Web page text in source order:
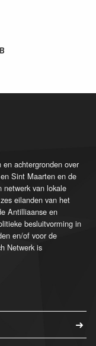
achtergronden over
Sint Maarten en de
netwerk van lokale
eilanden van het
Antilliaanse en
besluitvorming in
en/of voor de
Netwerk is